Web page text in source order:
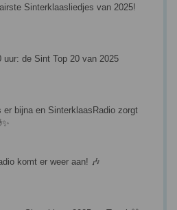
Sinterklaasliedjes van 2025!
uur: de Sint Top 20 van 2025
er bijna en SinterklaasRadio zorgt
komt er weer aan! 🎶